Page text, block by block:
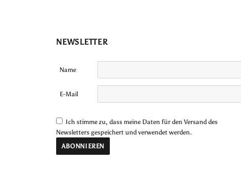
NEWSLETTER
Name
E-Mail
Ich stimme zu, dass meine Daten für den Versand des
Newsletters gespeichert und verwendet werden.